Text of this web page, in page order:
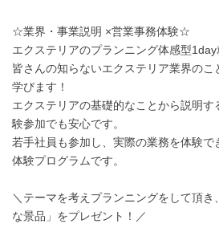
☆業界・事業説明 ×営業事務体験☆
エクステリアのプランニング体感型1day
皆さんの知らないエクステリア業界のこ
学びます！
エクステリアの基礎的なことから説明
験参加でも安心です。
若手社員も参加し、実際の業務を体験
体験プログラムです。
＼テーマを考えプランニングをして頂
な景品」をプレゼント！／